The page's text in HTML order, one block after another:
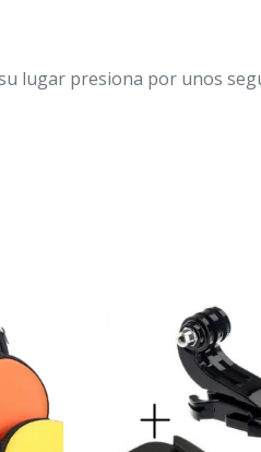
lugar presiona por unos